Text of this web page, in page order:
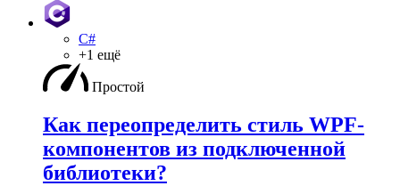
C#
+1 ещё
Простой
Как переопределить стиль WPF-
компонентов из подключенной
библиотеки?